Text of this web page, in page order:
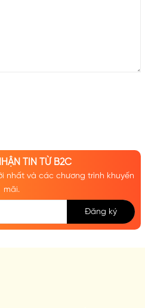
TIN TỪ B2C
nhất và các chương trình khuyến
mãi.
Đăng ký